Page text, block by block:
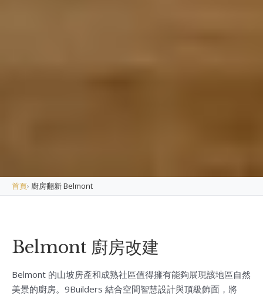
首頁› 廚房翻新 Belmont
Belmont 廚房改建
Belmont 的山坡房產和成熟社區值得擁有能夠展現該地區自然
美景的廚房。9Builders 結合空間智慧設計與頂級飾面，將